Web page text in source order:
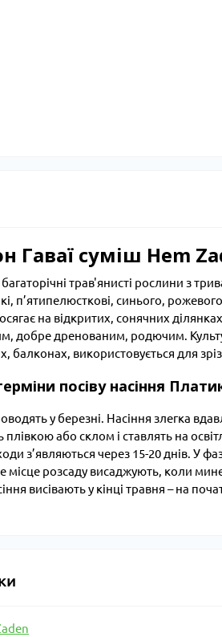
Гаваї суміш Hem
трав'янисті рослини з
п’ятипелюсткові, синього,
на відкритих, сонячних
добре дренованим, родючим.
балконах, використовується для
посіву насіння
у березні. Насіння злегка
плівкою або склом і ставлять на
з’являються через 15-20 днів. У
місце розсаду висаджують, коли
висівають у кінці травня – на